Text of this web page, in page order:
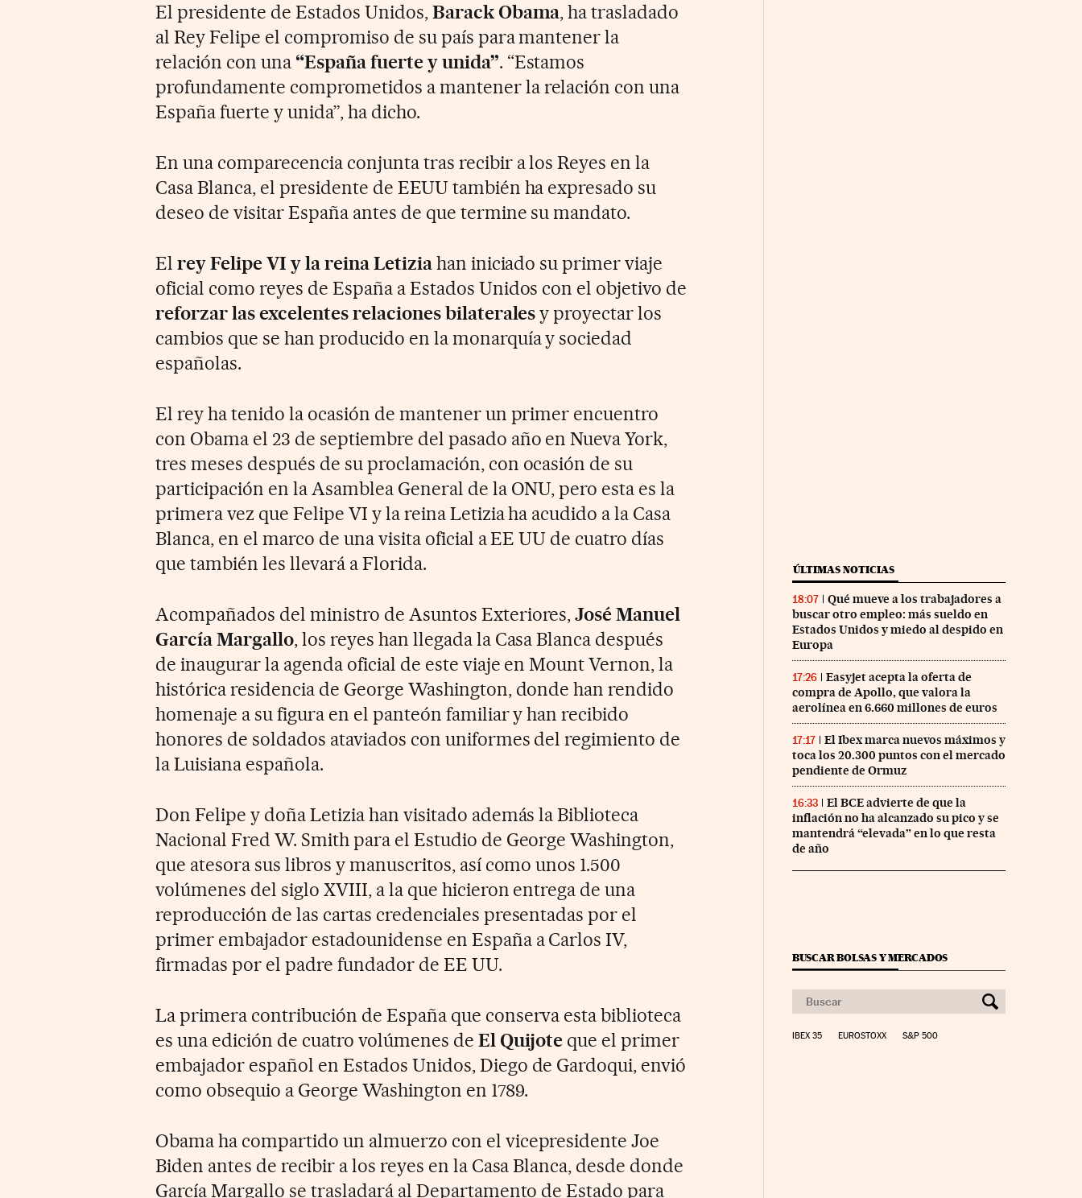
El presidente de Estados Unidos,Barack Obama, ha trasladado
al Rey Felipe el compromiso de su país para mantener la
relación con una“España fuerte y unida”. “Estamos
profundamente comprometidos a mantener la relación con una
España fuerte y unida”, ha dicho.
En una comparecencia conjunta tras recibir a los Reyes en la
Casa Blanca, el presidente de EEUU también ha expresado su
deseo de visitar España antes de que termine su mandato.
Elrey Felipe VI y la reina Letiziahan iniciado su primer viaje
oficial como reyes de España a Estados Unidos con el objetivo de
reforzar las excelentes relaciones bilateralesy proyectar los
cambios que se han producido en la monarquía y sociedad
españolas.
El rey ha tenido la ocasión de mantener un primer encuentro
con Obama el 23 de septiembre del pasado año en Nueva York,
tres meses después de su proclamación, con ocasión de su
participación en la Asamblea General de la ONU, pero esta es la
primera vez que Felipe VI y la reina Letizia ha acudido a la Casa
Blanca, en el marco de una visita oficial a EE UU de cuatro días
que también les llevará a Florida.
Acompañados del ministro de Asuntos Exteriores,José Manuel
García Margallo, los reyes han llegada la Casa Blanca después
de inaugurar la agenda oficial de este viaje en Mount Vernon, la
histórica residencia de George Washington, donde han rendido
homenaje a su figura en el panteón familiar y han recibido
honores de soldados ataviados con uniformes del regimiento de
la Luisiana española.
Don Felipe y doña Letizia han visitado además la Biblioteca
Nacional Fred W. Smith para el Estudio de George Washington,
que atesora sus libros y manuscritos, así como unos 1.500
volúmenes del siglo XVIII, a la que hicieron entrega de una
reproducción de las cartas credenciales presentadas por el
primer embajador estadounidense en España a Carlos IV,
firmadas por el padre fundador de EE UU.
La primera contribución de España que conserva esta biblioteca
es una edición de cuatro volúmenes de El Quijote que el primer
embajador español en Estados Unidos, Diego de Gardoqui, envió
como obsequio a George Washington en 1789.
Obama ha compartido un almuerzo con el vicepresidente Joe
Biden antes de recibir a los reyes en la Casa Blanca, desde donde
García Margallo se trasladará al Departamento de Estado para
ÚLTIMAS NOTICIAS
18:07
Qué mueve a los trabajadores a
buscar otro empleo: más sueldo en
Estados Unidos y miedo al despido en
Europa
17:26
Easyjet acepta la oferta de
compra de Apollo, que valora la
aerolínea en 6.660 millones de euros
17:17
El Ibex marca nuevos máximos y
toca los 20.300 puntos con el mercado
pendiente de Ormuz
16:33
El BCE advierte de que la
inflación no ha alcanzado su pico y se
mantendrá “elevada” en lo que resta
de año
BUSCAR BOLSAS Y MERCADOS
IBEX 35 EUROSTOXX S&P 500